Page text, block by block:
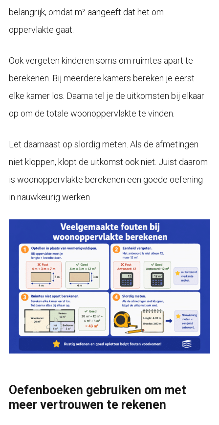
belangrijk, omdat m² aangeeft dat het om
oppervlakte gaat.
Ook vergeten kinderen soms om ruimtes apart te
berekenen. Bij meerdere kamers bereken je eerst
elke kamer los. Daarna tel je de uitkomsten bij elkaar
op om de totale woonoppervlakte te vinden.
Let daarnaast op slordig meten. Als de afmetingen
niet kloppen, klopt de uitkomst ook niet. Juist daarom
is woonoppervlakte berekenen een goede oefening
in nauwkeurig werken.
Oefenboeken gebruiken om met
meer vertrouwen te rekenen